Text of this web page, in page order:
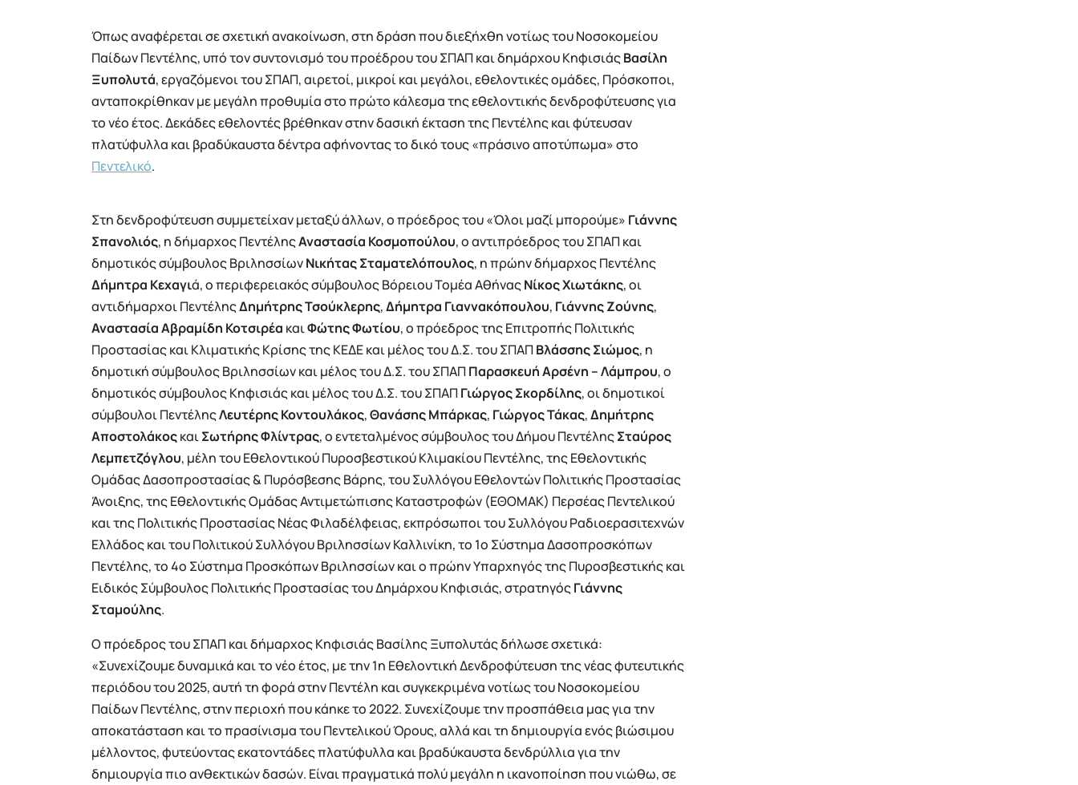
Όπως αναφέρεται σε σχετική ανακοίνωση, στη δράση που διεξήχθη νοτίως του Νοσοκομείου
Παίδων Πεντέλης, υπό τον συντονισμό του προέδρου του ΣΠΑΠ και δημάρχου ΚηφισιάςΒασίλη
Ξυπολυτά, εργαζόμενοι του ΣΠΑΠ, αιρετοί, μικροί και μεγάλοι, εθελοντικές ομάδες, Πρόσκοποι,
ανταποκρίθηκαν με μεγάλη προθυμία στο πρώτο κάλεσμα της εθελοντικής δενδροφύτευσης για
το νέο έτος. Δεκάδες εθελοντές βρέθηκαν στην δασική έκταση της Πεντέλης και φύτευσαν
πλατύφυλλα και βραδύκαυστα δέντρα αφήνοντας το δικό τους «πράσινο αποτύπωμα» στο
Πεντελικό.
Στη δενδροφύτευση συμμετείχαν μεταξύ άλλων, ο πρόεδρος του «Όλοι μαζί μπορούμε» Γιάννης
Σπανολιός, η δήμαρχος ΠεντέληςΑναστασία Κοσμοπούλου, ο αντιπρόεδρος του ΣΠΑΠ και
δημοτικός σύμβουλος ΒριλησσίωνΝικήτας Σταματελόπουλος, η πρώην δήμαρχος Πεντέλης
Δήμητρα Κεχαγιά, ο περιφερειακός σύμβουλος Βόρειου Τομέα ΑθήναςΝίκος Χιωτάκης, οι
αντιδήμαρχοι ΠεντέληςΔημήτρης Τσούκλερης,Δήμητρα Γιαννακόπουλου, Γιάννης Ζούνης,
Αναστασία Αβραμίδη Κοτσιρέα καιΦώτης Φωτίου, ο πρόεδρος της Επιτροπής Πολιτικής
Προστασίας και Κλιματικής Κρίσης της ΚΕΔΕ και μέλος του Δ.Σ. του ΣΠΑΠΒλάσσης Σιώμος, η
δημοτική σύμβουλος Βριλησσίων και μέλος του Δ.Σ. του ΣΠΑΠΠαρασκευή Αρσένη – Λάμπρου, ο
δημοτικός σύμβουλος Κηφισιάς και μέλος του Δ.Σ. του ΣΠΑΠΓιώργος Σκορδίλης, οι δημοτικοί
σύμβουλοι ΠεντέληςΛευτέρης Κοντουλάκος,ΘανάσηςΜπάρκας, ΓιώργοςΤάκας,Δημήτρης
ΑποστολάκοςκαιΣωτήρηςΦλίντρας, ο εντεταλμένος σύμβουλος του Δήμου ΠεντέληςΣταύρος
Λεμπετζόγλου, μέλη του Εθελοντικού Πυροσβεστικού Κλιμακίου Πεντέλης, της Εθελοντικής
Ομάδας Δασοπροστασίας & Πυρόσβεσης Βάρης, του Συλλόγου Εθελοντών Πολιτικής Προστασίας
Άνοιξης, της Εθελοντικής Ομάδας Αντιμετώπισης Καταστροφών (ΕΘΟΜΑΚ) Περσέας Πεντελικού
και της Πολιτικής Προστασίας Νέας Φιλαδέλφειας, εκπρόσωποι του Συλλόγου Ραδιοερασιτεχνών
Ελλάδος και του Πολιτικού Συλλόγου Βριλησσίων Καλλινίκη, το 1ο Σύστημα Δασοπροσκόπων
Πεντέλης, το 4ο Σύστημα Προσκόπων Βριλησσίων και ο πρώην Υπαρχηγός της Πυροσβεστικής και
Ειδικός Σύμβουλος Πολιτικής Προστασίας του Δημάρχου Κηφισιάς, στρατηγόςΓιάννης
Σταμούλης.
Ο πρόεδρος του ΣΠΑΠ και δήμαρχος Κηφισιάς Βασίλης Ξυπολυτάς δήλωσε σχετικά:
«Συνεχίζουμε δυναμικά και το νέο έτος, με την 1η Εθελοντική Δενδροφύτευση της νέας φυτευτικής
περιόδου του 2025, αυτή τη φορά στην Πεντέλη και συγκεκριμένα νοτίως του Νοσοκομείου
Παίδων Πεντέλης, στην περιοχή που κάηκε το 2022. Συνεχίζουμε την προσπάθεια μας για την
αποκατάσταση και το πρασίνισμα του Πεντελικού Όρους, αλλά και τη δημιουργία ενός βιώσιμου
μέλλοντος, φυτεύοντας εκατοντάδες πλατύφυλλα και βραδύκαυστα δενδρύλλια για την
δημιουργία πιο ανθεκτικών δασών. Είναι πραγματικά πολύ μεγάλη η ικανοποίηση που νιώθω, σε